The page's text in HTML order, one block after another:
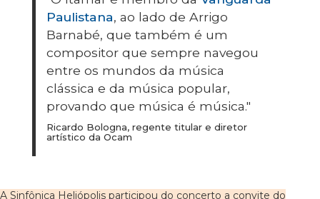
Paulistana, ao lado de Arrigo
Barnabé, que também é um
compositor que sempre navegou
entre os mundos da música
clássica e da música popular,
provando que música é música."
Ricardo Bologna, regente titular e diretor
artístico da Ocam
A Sinfônica Heliópolis participou do concerto a convite do